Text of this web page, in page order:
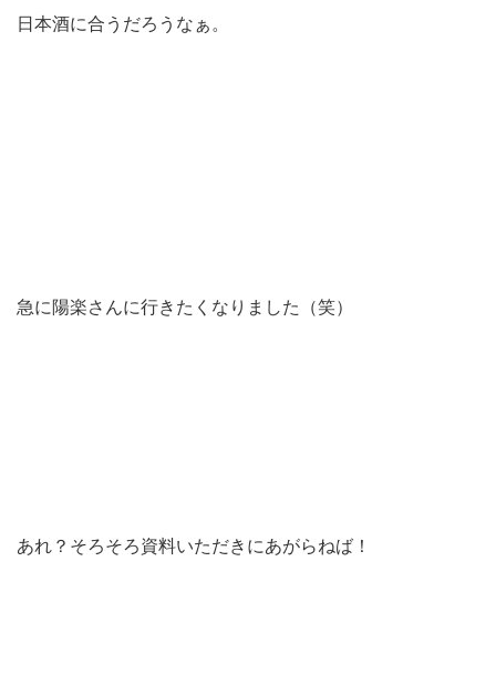
日本酒に合うだろうなぁ。
急に陽楽さんに行きたくなりました（笑）
あれ？そろそろ資料いただきにあがらねば！